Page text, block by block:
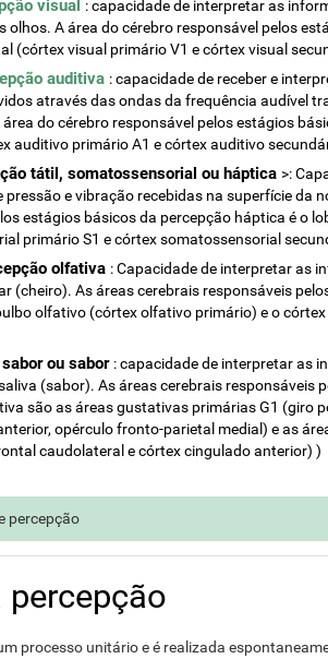
visual : capacidade de interpretar as
olhos. A área do cérebro responsável pelos
(córtex visual primário V1 e córtex visual
auditiva : capacidade de receber e
através das ondas da frequência audível
do cérebro responsável pelos estágios
auditivo primário A1 e córtex auditivo
tátil, somatossensorial ou háptica >:
pressão e vibração recebidas na superfície da
estágios básicos da percepção háptica é o
primário S1 e córtex somatossensorial
olfativa : Capacidade de interpretar as
(cheiro). As áreas cerebrais responsáveis
olfativo (córtex olfativo primário) e o
ou sabor : capacidade de interpretar as
(sabor). As áreas cerebrais responsáveis
são as áreas gustativas primárias G1 (giro
opérculo fronto-parietal medial) e as
caudolateral e córtex cingulado anterior) )
percepção
percepção
processo unitário e é realizada